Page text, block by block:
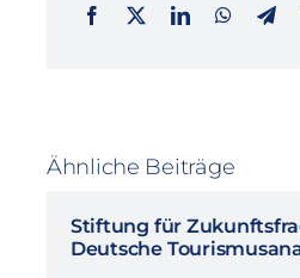
Ähnliche Beiträge
Stiftung für
Deutsche